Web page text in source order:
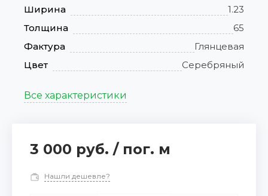
Ширина
1.23
Толщина
65
Фактура
Глянцевая
Цвет
Серебряный
Все характеристики
3 000 руб. / пог. м
Нашли дешевле?